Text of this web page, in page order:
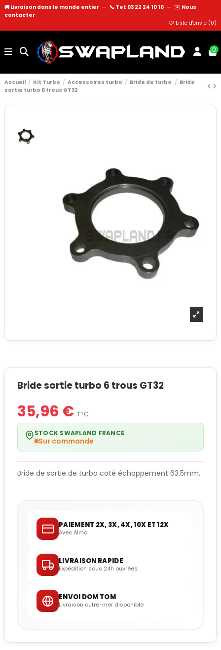
🚚 Livraison dans le monde entier — 📞 Tel: 03 22 24 10 10 — ✉️ Nous
contacter
Liste d'envie (0)
0
Accueil Kit Turbo Accessoires turbo Bride de turbo
Bride
sortie turbo 6 trous GT32
Bride sortie turbo 6 trous GT32
35,96 € TTC
STOCK SWAPLAND FRANCE
Sur commande
Bride de sortie de turbo coté échappement 63.5mm.
PAIEMENT 2X, 3X, 4X, 10X ET 12X
Avec Alma
LIVRAISON RAPIDE
Expédition sous 24h ouvrées
ENVOI DOM TOM
Livraison outre-mer disponible